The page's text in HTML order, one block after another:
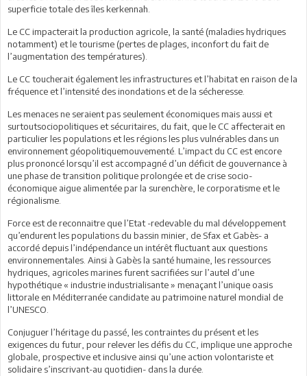
superficie totale des îles kerkennah.
Le CC impacterait la production agricole, la santé (maladies hydriques
notamment) et le tourisme (pertes de plages, inconfort du fait de
l’augmentation des températures).
Le CC toucherait également les infrastructures et l’habitat en raison de la
fréquence et l’intensité des inondations et de la sécheresse.
Les menaces ne seraient pas seulement économiques mais aussi et
surtoutsociopolitiques et sécuritaires, du fait, que le CC affecterait en
particulier les populations et les régions les plus vulnérables dans un
environnement géopolitiquemouvementé. L’impact du CC est encore
plus prononcé lorsqu’il est accompagné d’un déficit de gouvernance à
une phase de transition politique prolongée et de crise socio-
économique aigue alimentée par la surenchère, le corporatisme et le
régionalisme.
Force est de reconnaitre que l’Etat -redevable du mal développement
qu’endurent les populations du bassin minier, de Sfax et Gabès- a
accordé depuis l’indépendance un intérêt fluctuant aux questions
environnementales. Ainsi à Gabès la santé humaine, les ressources
hydriques, agricoles marines furent sacrifiées sur l’autel d’une
hypothétique « industrie industrialisante » menaçant l’unique oasis
littorale en Méditerranée candidate au patrimoine naturel mondial de
l’UNESCO.
Conjuguer l’héritage du passé, les contraintes du présent et les
exigences du futur, pour relever les défis du CC, implique une approche
globale, prospective et inclusive ainsi qu’une action volontariste et
solidaire s’inscrivant-au quotidien- dans la durée.